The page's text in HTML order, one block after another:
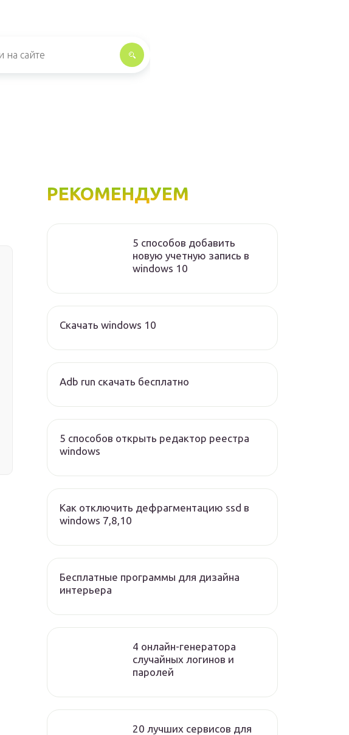
РЕКОМЕНДУЕМ
5 способов добавить
новую учетную запись в
windows 10
Скачать windows 10
Adb run скачать бесплатно
5 способов открыть редактор реестра
windows
Как отключить дефрагментацию ssd в
windows 7,8,10
Бесплатные программы для дизайна
интерьера
4 онлайн-генератора
случайных логинов и
паролей
20 лучших сервисов для